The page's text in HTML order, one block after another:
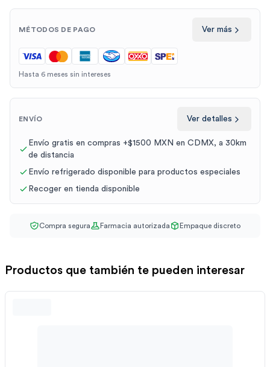
MÉTODOS DE PAGO Ver más
Hasta 6 meses sin intereses
ENVÍO Ver detalles
Envío gratis en compras +$1500 MXN en CDMX, a 30km
de distancia
Envío refrigerado disponible para productos especiales
Recoger en tienda disponible
Compra segura Farmacia autorizada Empaque discreto
Productos que también te pueden interesar